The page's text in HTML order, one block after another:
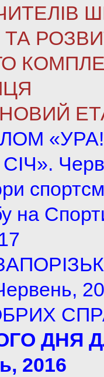
на
ДНЯ
2016